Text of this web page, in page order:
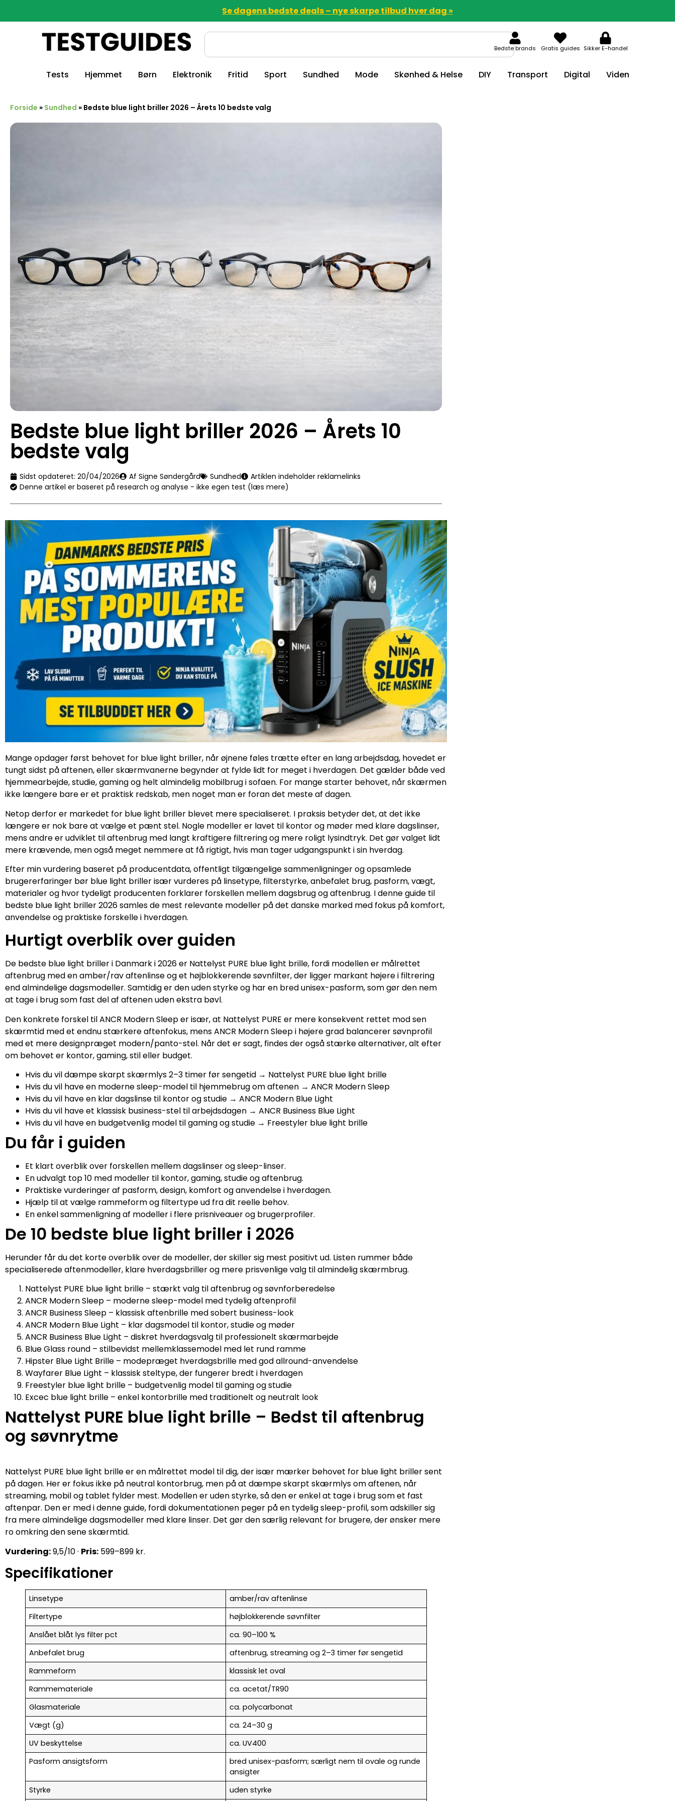
Se dagens bedste deals – nye skarpe tilbud hver dag »
Bedste brands Gratis guides Sikker E-handel
Tests Hjemmet Børn Elektronik Fritid Sport Sundhed Mode Skønhed & Helse DIY Transport Digital Viden
Forside » Sundhed » Bedste blue light briller 2026 – Årets 10 bedste valg
Bedste blue light briller 2026 – Årets 10
bedste valg
Sidst opdateret: 20/04/2026 Af Signe Søndergård Sundhed
Artiklen indeholder reklamelinks
Denne artikel er baseret på research og analyse - ikke egen test (læs mere)
Mange opdager først behovet for blue light briller, når øjnene føles trætte efter en lang arbejdsdag, hovedet er
tungt sidst på aftenen, eller skærmvanerne begynder at fylde lidt for meget i hverdagen. Det gælder både ved
hjemmearbejde, studie, gaming og helt almindelig mobilbrug i sofaen. For mange starter behovet, når skærmen
ikke længere bare er et praktisk redskab, men noget man er foran det meste af dagen.
Netop derfor er markedet for blue light briller blevet mere specialiseret. I praksis betyder det, at det ikke
længere er nok bare at vælge et pænt stel. Nogle modeller er lavet til kontor og møder med klare dagslinser,
mens andre er udviklet til aftenbrug med langt kraftigere filtrering og mere roligt lysindtryk. Det gør valget lidt
mere krævende, men også meget nemmere at få rigtigt, hvis man tager udgangspunkt i sin hverdag.
Efter min vurdering baseret på producentdata, offentligt tilgængelige sammenligninger og opsamlede
brugererfaringer bør blue light briller især vurderes på linsetype, filterstyrke, anbefalet brug, pasform, vægt,
materialer og hvor tydeligt producenten forklarer forskellen mellem dagsbrug og aftenbrug. I denne guide til
bedste blue light briller 2026 samles de mest relevante modeller på det danske marked med fokus på komfort,
anvendelse og praktiske forskelle i hverdagen.
Hurtigt overblik over guiden
De bedste blue light briller i Danmark i 2026 er Nattelyst PURE blue light brille, fordi modellen er målrettet
aftenbrug med en amber/rav aftenlinse og et højblokkerende søvnfilter, der ligger markant højere i filtrering
end almindelige dagsmodeller. Samtidig er den uden styrke og har en bred unisex-pasform, som gør den nem
at tage i brug som fast del af aftenen uden ekstra bøvl.
Den konkrete forskel til ANCR Modern Sleep er især, at Nattelyst PURE er mere konsekvent rettet mod sen
skærmtid med et endnu stærkere aftenfokus, mens ANCR Modern Sleep i højere grad balancerer søvnprofil
med et mere designpræget modern/panto-stel. Når det er sagt, findes der også stærke alternativer, alt efter
om behovet er kontor, gaming, stil eller budget.
Hvis du vil dæmpe skarpt skærmlys 2–3 timer før sengetid → Nattelyst PURE blue light brille
Hvis du vil have en moderne sleep-model til hjemmebrug om aftenen → ANCR Modern Sleep
Hvis du vil have en klar dagslinse til kontor og studie → ANCR Modern Blue Light
Hvis du vil have et klassisk business-stel til arbejdsdagen → ANCR Business Blue Light
Hvis du vil have en budgetvenlig model til gaming og studie → Freestyler blue light brille
Du får i guiden
Et klart overblik over forskellen mellem dagslinser og sleep-linser.
En udvalgt top 10 med modeller til kontor, gaming, studie og aftenbrug.
Praktiske vurderinger af pasform, design, komfort og anvendelse i hverdagen.
Hjælp til at vælge rammeform og filtertype ud fra dit reelle behov.
En enkel sammenligning af modeller i flere prisniveauer og brugerprofiler.
De 10 bedste blue light briller i 2026
Herunder får du det korte overblik over de modeller, der skiller sig mest positivt ud. Listen rummer både
specialiserede aftenmodeller, klare hverdagsbriller og mere prisvenlige valg til almindelig skærmbrug.
Nattelyst PURE blue light brille – stærkt valg til aftenbrug og søvnforberedelse
ANCR Modern Sleep – moderne sleep-model med tydelig aftenprofil
ANCR Business Sleep – klassisk aftenbrille med sobert business-look
ANCR Modern Blue Light – klar dagsmodel til kontor, studie og møder
ANCR Business Blue Light – diskret hverdagsvalg til professionelt skærmarbejde
Blue Glass round – stilbevidst mellemklassemodel med let rund ramme
Hipster Blue Light Brille – modepræget hverdagsbrille med god allround-anvendelse
Wayfarer Blue Light – klassisk steltype, der fungerer bredt i hverdagen
Freestyler blue light brille – budgetvenlig model til gaming og studie
Excec blue light brille – enkel kontorbrille med traditionelt og neutralt look
Nattelyst PURE blue light brille – Bedst til aftenbrug
og søvnrytme
Nattelyst PURE blue light brille er en målrettet model til dig, der især mærker behovet for blue light briller sent
på dagen. Her er fokus ikke på neutral kontorbrug, men på at dæmpe skarpt skærmlys om aftenen, når
streaming, mobil og tablet fylder mest. Modellen er uden styrke, så den er enkel at tage i brug som et fast
aftenpar. Den er med i denne guide, fordi dokumentationen peger på en tydelig sleep-profil, som adskiller sig
fra mere almindelige dagsmodeller med klare linser. Det gør den særlig relevant for brugere, der ønsker mere
ro omkring den sene skærmtid.
Vurdering:9,5/10 · Pris: 599–899 kr.
Specifikationer
Linsetype
amber/rav aftenlinse
Filtertype
højblokkerende søvnfilter
Anslået blåt lys filter pct
ca. 90–100 %
Anbefalet brug
aftenbrug, streaming og 2–3 timer før sengetid
Rammeform
klassisk let oval
Rammemateriale
ca. acetat/TR90
Glasmateriale
ca. polycarbonat
Vægt (g)
ca. 24–30 g
UV beskyttelse
ca. UV400
Pasform ansigtsform
bred unisex-pasform; særligt nem til ovale og runde
ansigter
Styrke
uden styrke